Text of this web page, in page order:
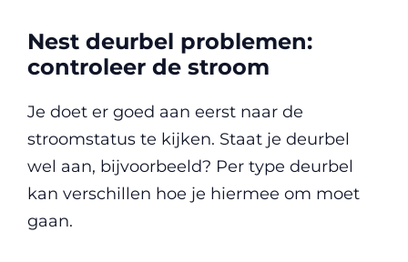
Nest deurbel problemen:
controleer de stroom
Je doet er goed aan eerst naar de
stroomstatus te kijken. Staat je deurbel
wel aan, bijvoorbeeld? Per type deurbel
kan verschillen hoe je hiermee om moet
gaan.